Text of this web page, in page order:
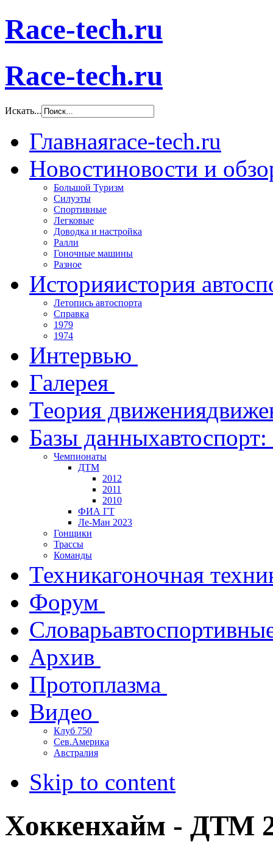
Race-tech.ru
Race-tech.ru
Искать...
Главнаяrace-tech.ru
Новостиновости и
Большой Туризм
Силуэты
Спортивные
Легковые
Доводка и настройка
Ралли
Гоночные машины
Разное
Историяистория
Летопись автоспорта
Справка
1979
1974
Интервью
Галерея
Теория движения
Базы данных
Чемпионаты
ДТМ
2012
2011
2010
ФИА ГТ
Ле-Ман 2023
Гонщики
Трассы
Команды
Техникагоночная
Форум
Словарь
Архив
Протоплазма
Видео
Клуб 750
Сев.Америка
Австралия
Skip to content
Хоккенхайм - ДТМ